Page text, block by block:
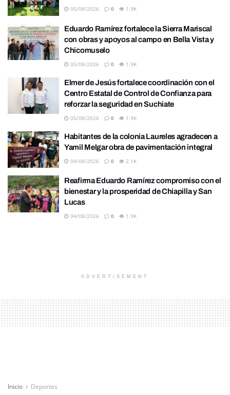
05/08/2026 0 1.9K
Eduardo Ramírez fortalece la Sierra Mariscal
con obras y apoyos al campo en Bella Vista y
Chicomuselo
05/08/2026 0 1.9K
Elmer de Jesús fortalece coordinación con el
Centro Estatal de Control de Confianza para
reforzar la seguridad en Suchiate
05/08/2026 0 1.9K
Habitantes de la colonia Laureles agradecen a
Yamil Melgar obra de pavimentación integral
04/08/2026 0 2.1K
Reafirma Eduardo Ramírez compromiso con el
bienestar y la prosperidad de Chiapilla y San
Lucas
04/08/2026 0 1.9K
ADVERTISEMENT
Inicio Deportes